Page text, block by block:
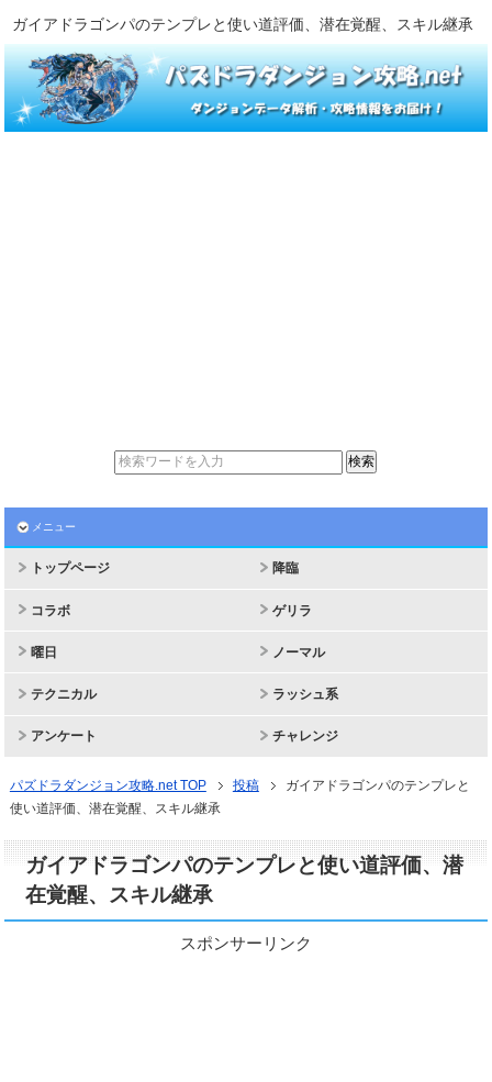
ガイアドラゴンパのテンプレと使い道評価、潜在覚醒、スキル継承
メニュー
トップページ 降臨
コラボ ゲリラ
曜日 ノーマル
テクニカル ラッシュ系
アンケート チャレンジ
パズドラダンジョン攻略.net TOP 投稿
ガイアドラゴンパのテンプレと
使い道評価、潜在覚醒、スキル継承
ガイアドラゴンパのテンプレと使い道評価、潜
在覚醒、スキル継承
スポンサーリンク